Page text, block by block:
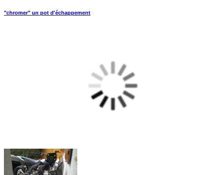
"chromer" un pot d'échappement